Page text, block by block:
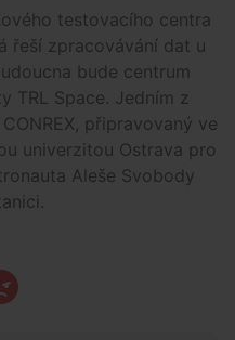
testovacího centra
řeší zpracovávání dat u
bude centrum
TRL Space. Jedním z
připravovaný ve
univerzitou Ostrava pro
Aleše Svobody